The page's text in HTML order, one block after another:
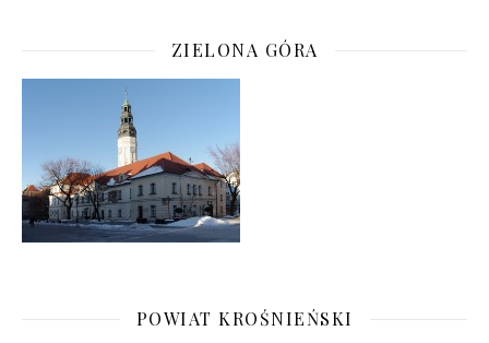
ZIELONA GÓRA
POWIAT KROŚNIEŃSKI